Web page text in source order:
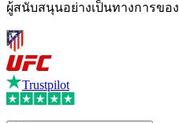
ผู้สนับสนุนอย่างเป็นทางการของ
Trustpilot